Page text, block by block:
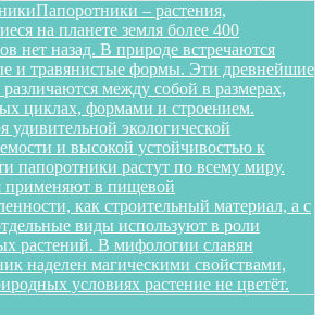
Папоротники – растения,
на планете земля более 400
нет назад. В природе встречаются
и травянистые формы. Эти древнейшие
различаются между собой в размерах,
циклах, формами и строением.
удивительной экологической
и высокой устойчивостью к
папоротники растут по всему миру.
применяют в пищевой
как строительный материал, а с
виды используют в роли
растений. В мифологии славян
наделен магическими свойствами,
условиях растение не цветёт.